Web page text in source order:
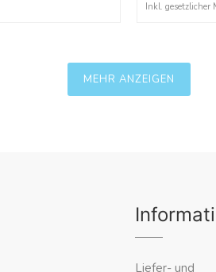
Inkl. gesetzlicher
MEHR ANZEIGEN
Liefer- und